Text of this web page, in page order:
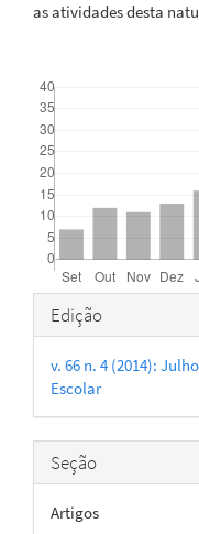
as atividades desta
Detalhes
do
artigo
Edição
v. 66 n. 4 (2014):
Escolar
Seção
Artigos